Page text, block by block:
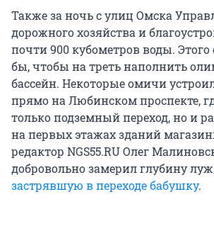
Также за ночь с улиц Омска
дорожного хозяйства и
почти 900 кубометров воды.
бы, чтобы на треть наполнить
бассейн. Некоторые омичи
прямо на Любинском проспекте,
только подземный переход, но и
на первых этажах зданий
редактор NGS55.RU Олег
добровольно замерил глубину
застрявшую в переходе бабушку.